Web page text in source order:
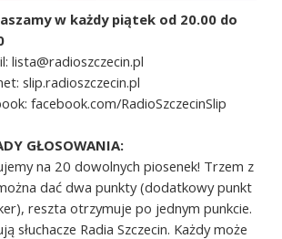
w każdy piątek od 20.00 do
lista@radioszczecin.pl
slip.radioszczecin.pl
facebook.com/RadioSzczecinSlip
GŁOSOWANIA:
na 20 dowolnych piosenek! Trzem z
dać dwa punkty (dodatkowy punkt
reszta otrzymuje po jednym punkcie.
słuchacze Radia Szczecin. Każdy może